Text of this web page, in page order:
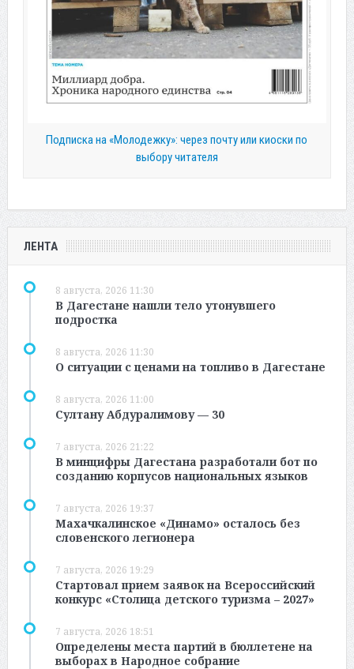
Подписка на «Молодежку»: через почту или киоски по
выбору читателя
ЛЕНТА
8 августа, 2026 11:30
В Дагестане нашли тело утонувшего
подростка
8 августа, 2026 11:30
О ситуации с ценами на топливо в Дагестане
8 августа, 2026 11:00
Султану Абдуралимову — 30
7 августа, 2026 21:22
В минцифры Дагестана разработали бот по
созданию корпусов национальных языков
7 августа, 2026 19:37
Махачкалинское «Динамо» осталось без
словенского легионера
7 августа, 2026 19:29
Стартовал прием заявок на Всероссийский
конкурс «Столица детского туризма – 2027»
7 августа, 2026 18:51
Определены места партий в бюллетене на
выборах в Народное собрание